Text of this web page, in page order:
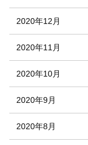
2020年12月
2020年11月
2020年10月
2020年9月
2020年8月